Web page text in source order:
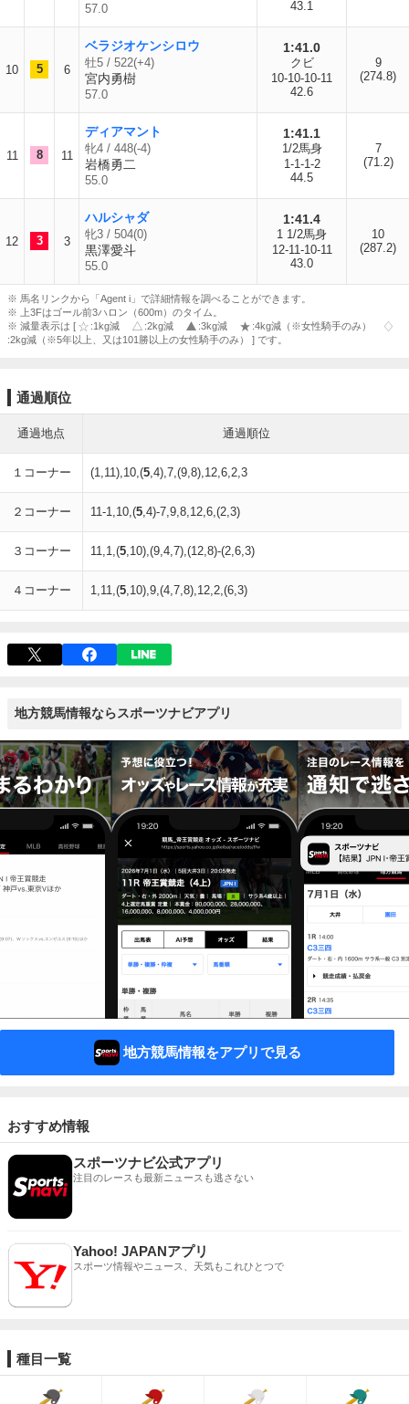
57.0 43.1
10 5 6
ベラジオケンシロウ
牡5 / 522(+4)
宮内勇樹
57.0
1:41.0
クビ
10-10-10-11
42.6
9
(274.8)
11 8 11
ディアマント
牝4 / 448(-4)
岩橋勇二
55.0
1:41.1
1/2馬身
1-1-1-2
44.5
7
(71.2)
12 3 3
ハルシャダ
牝3 / 504(0)
黒澤愛斗
55.0
1:41.4
1 1/2馬身
12-11-10-11
43.0
10
(287.2)
※ 馬名リンクから「Agent i」で詳細情報を調べることができます。
※ 上3Fはゴール前3ハロン（600m）のタイム。
※ 減量表示は [
:1kg減 :2kg減 :3kg減
:4kg減（※女性騎手のみ）
:2kg減（※5年以上、又は101勝以上の女性騎手のみ） ] です。
通過順位
通過地点 通過順位
１コーナー (1,11),10,(5,4),7,(9,8),12,6,2,3
２コーナー 11-1,10,(5,4)-7,9,8,12,6,(2,3)
３コーナー 11,1,(5,10),(9,4,7),(12,8)-(2,6,3)
４コーナー 1,11,(5,10),9,(4,7,8),12,2,(6,3)
地方競馬情報ならスポーツナビアプリ
地方競馬情報をアプリで見る
おすすめ情報
スポーツナビ公式アプリ
注目のレースも最新ニュースも逃さない
Yahoo! JAPANアプリ
スポーツ情報やニュース、天気もこれひとつで
種目一覧